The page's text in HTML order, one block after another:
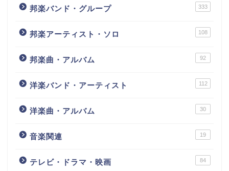
邦楽バンド・グループ 333
邦楽アーティスト・ソロ 108
邦楽曲・アルバム 92
洋楽バンド・アーティスト 112
洋楽曲・アルバム 30
音楽関連 19
テレビ・ドラマ・映画 84